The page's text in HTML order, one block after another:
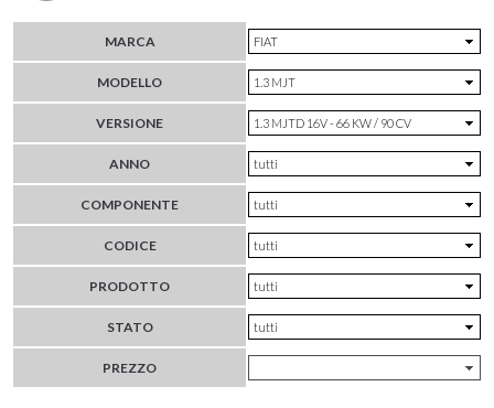
MARCA
MODELLO
VERSIONE
ANNO
COMPONENTE
CODICE
PRODOTTO
STATO
PREZZO